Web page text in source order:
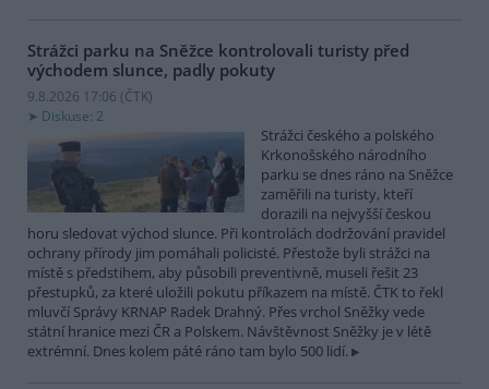
Strážci parku na Sněžce kontrolovali turisty před
východem slunce, padly pokuty
9.8.2026 17:06 (ČTK)
Diskuse: 2
Strážci českého a polského
Krkonošského národního
parku se dnes ráno na Sněžce
zaměřili na turisty, kteří
dorazili na nejvyšší českou
horu sledovat východ slunce. Při kontrolách dodržování pravidel
ochrany přírody jim pomáhali policisté. Přestože byli strážci na
místě s předstihem, aby působili preventivně, museli řešit 23
přestupků, za které uložili pokutu příkazem na místě. ČTK to řekl
mluvčí Správy KRNAP Radek Drahný. Přes vrchol Sněžky vede
státní hranice mezi ČR a Polskem. Návštěvnost Sněžky je v létě
extrémní. Dnes kolem páté ráno tam bylo 500 lidí.